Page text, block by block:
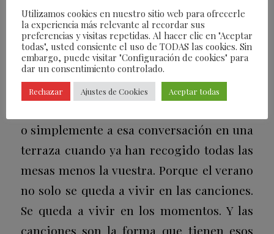
conquistando festivales. Quizá suene a
Vivaldi trescientos años después. Quizá
suene al FIB, a Sonorama o al indie que te
hacía pertenecer a algo. O a las noches en
Santa Pola. O al faro de Cavalleria en
o simplemente a esa conversación en una
terraza cuando ya han recogido todas las
mesas menos la vuestra. Porque el verano
no solo se queda a vivir en las canciones.
Se queda a vivir en los momentos. Y las
canciones son la forma que tienen esos
Utilizamos cookies en nuestro sitio web para ofrecerle
la experiencia más relevante al recordar sus
preferencias y visitas repetidas. Al hacer clic en "Aceptar
todas", usted consiente el uso de TODAS las cookies. Sin
embargo, puede visitar "Configuración de cookies" para
dar un consentimiento controlado.
Rechazar Ajustes de Cookies Aceptar todas